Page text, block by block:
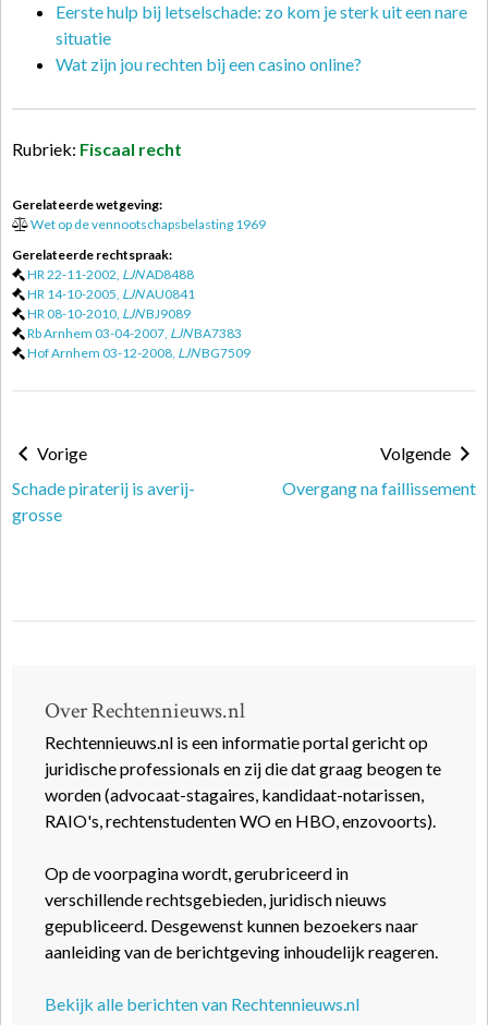
Eerste hulp bij letselschade: zo kom je sterk uit een nare
situatie
Wat zijn jou rechten bij een casino online?
Rubriek: Fiscaal recht
Gerelateerde wetgeving:
Wet op de vennootschapsbelasting 1969
Gerelateerde rechtspraak:
HR 22-11-2002, LJNAD8488
HR 14-10-2005, LJNAU0841
HR 08-10-2010, LJNBJ9089
Rb Arnhem 03-04-2007, LJNBA7383
Hof Arnhem 03-12-2008, LJNBG7509
Vorige
Schade piraterij is averij-
grosse
Volgende
Overgang na faillissement
Over Rechtennieuws.nl
Rechtennieuws.nl is een informatie portal gericht op
juridische professionals en zij die dat graag beogen te
worden (advocaat-stagaires, kandidaat-notarissen,
RAIO's, rechtenstudenten WO en HBO, enzovoorts).
Op de voorpagina wordt, gerubriceerd in
verschillende rechtsgebieden, juridisch nieuws
gepubliceerd. Desgewenst kunnen bezoekers naar
aanleiding van de berichtgeving inhoudelijk reageren.
Bekijk alle berichten van Rechtennieuws.nl